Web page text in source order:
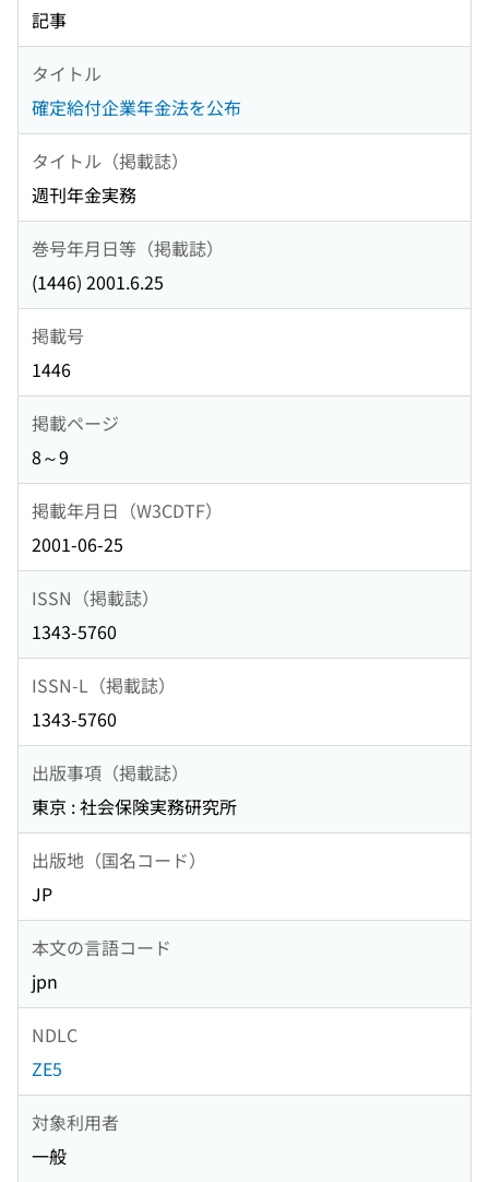
記事
タイトル
確定給付企業年金法を公布
タイトル（掲載誌）
週刊年金実務
巻号年月日等（掲載誌）
(1446) 2001.6.25
掲載号
1446
掲載ページ
8～9
掲載年月日（W3CDTF）
2001-06-25
ISSN（掲載誌）
1343-5760
ISSN-L（掲載誌）
1343-5760
出版事項（掲載誌）
東京 : 社会保険実務研究所
出版地（国名コード）
JP
本文の言語コード
jpn
NDLC
ZE5
対象利用者
一般